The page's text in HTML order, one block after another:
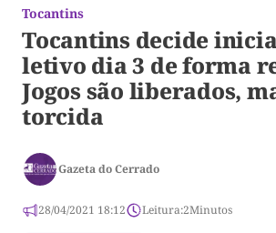
Tocantins
Tocantins decide
letivo dia 3 de forma
Jogos são liberados,
torcida
Gazeta do Cerrado
28/04/2021 18:12 Leitura:2Minutos